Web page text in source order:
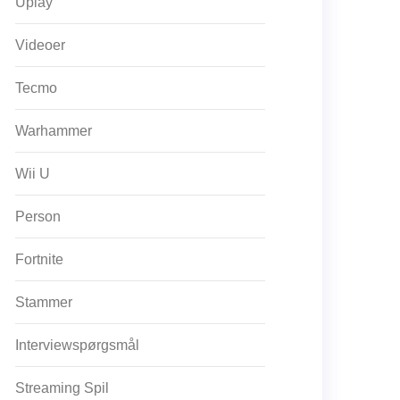
Videoer
Tecmo
Warhammer
Wii U
Person
Fortnite
Stammer
Interviewspørgsmål
Streaming Spil